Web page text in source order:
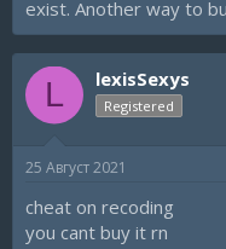
exist. Another way to
L lexisSexys
Registered
25 Август 2021
cheat on recoding
you cant buy it rn